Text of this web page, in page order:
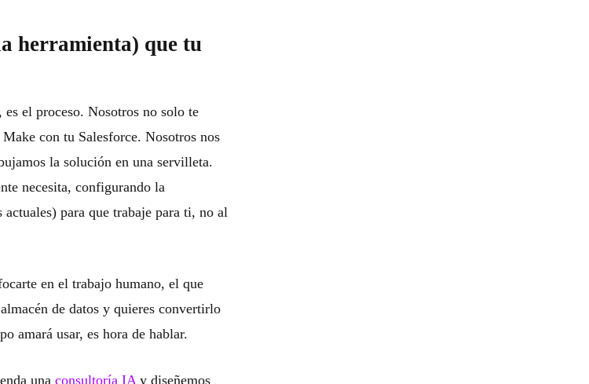
herramienta) que tu
el proceso. Nosotros no solo te
con tu Salesforce. Nosotros nos
la solución en una servilleta.
necesita, configurando la
para que trabaje para ti, no al
en el trabajo humano, el que
de datos y quieres convertirlo
amará usar, es hora de hablar.
una consultoría IA y diseñemos